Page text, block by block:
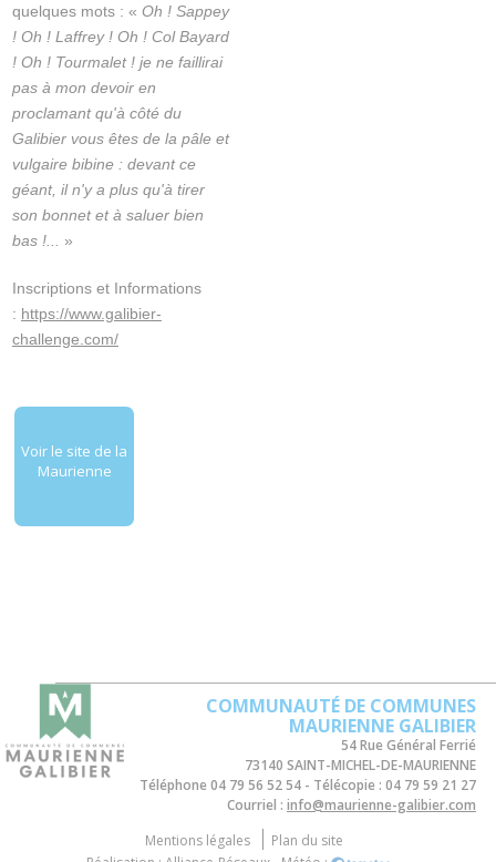
quelques mots : « Oh ! Sappey
! Oh ! Laffrey ! Oh ! Col Bayard
! Oh ! Tourmalet ! je ne faillirai
pas à mon devoir en
proclamant qu'à côté du
Galibier vous êtes de la pâle et
vulgaire bibine : devant ce
géant, il n'y a plus qu'à tirer
son bonnet et à saluer bien
bas !... »
Inscriptions et Informations
: https://www.galibier-
challenge.com/
Voir le site de la
Maurienne
COMMUNAUTÉ DE COMMUNES
MAURIENNE GALIBIER
54 Rue Général Ferrié
73140 SAINT-MICHEL-DE-MAURIENNE
Téléphone04 79 56 52 54 Télécopie :04 79 59 21 27
Courriel :info@maurienne-galibier.com
Mentions légales
Plan du site